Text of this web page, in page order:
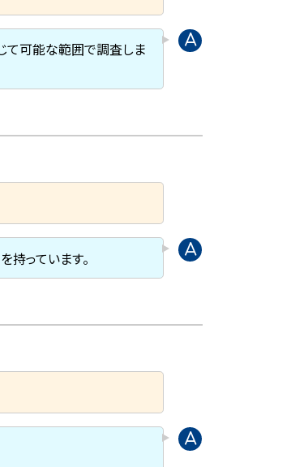
て可能な範囲で調査しま
っています。